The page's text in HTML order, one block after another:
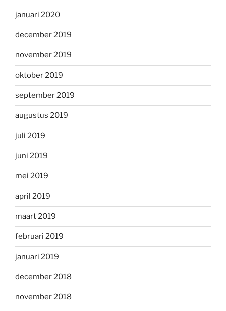
januari 2020
december 2019
november 2019
oktober 2019
september 2019
augustus 2019
juli 2019
juni 2019
mei 2019
april 2019
maart 2019
februari 2019
januari 2019
december 2018
november 2018